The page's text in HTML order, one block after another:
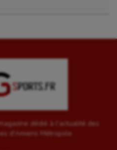
dédié à l'actualité des
d'Amiens Métropole.